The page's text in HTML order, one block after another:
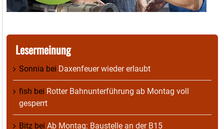
Lesermeinung
Sonnia bei Daxenfeuer wieder erlaubt
fish bei Rotter Bahnunterführung ab Montag voll
gesperrt
Bitz bei Ab Montag: Baustelle an der B15